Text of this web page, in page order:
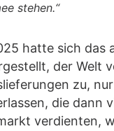
stehen.“
hatte sich das
der Welt
zu,
die dann
verdienten,